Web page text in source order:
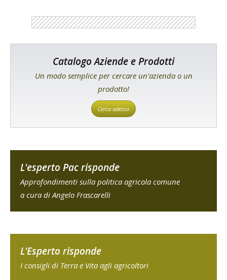
Catalogo Aziende e Prodotti
Un modo semplice per cercare un'azienda o un
prodotto!
Cerca adesso
L'esperto Pac risponde
Approfondimenti sulla politica agricola comune
a cura di Angelo Frascarelli
L'Esperto risponde
I consigli di Terra e Vita agli agricoltori